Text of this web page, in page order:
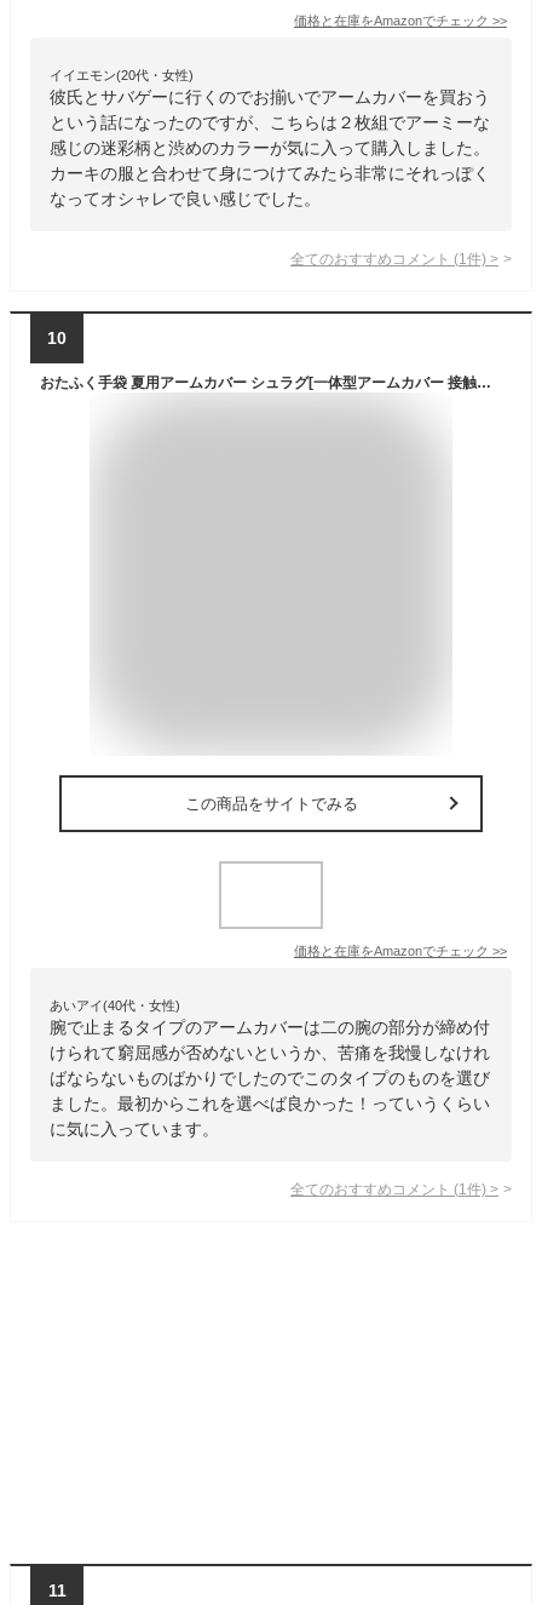
価格と在庫をAmazonでチェック >>
イイエモン(20代・女性)
彼氏とサバゲーに行くのでお揃いでアームカバーを買おう
という話になったのですが、こちらは２枚組でアーミーな
感じの迷彩柄と渋めのカラーが気に入って購入しました。
カーキの服と合わせて身につけてみたら非常にそれっぽく
なってオシャレで良い感じでした。
全てのおすすめコメント (1 件) >
10
おたふく手袋 夏用アームカバー シュラグ[一体型アームカバー 接触冷感 吸汗速乾 コンプレッション UVカット]JW-636 ブラック Sサイズ
この商品をサイトでみる
価格と在庫をAmazonでチェック >>
あいアイ(40代・女性)
腕で止まるタイプのアームカバーは二の腕の部分が締め付
けられて窮屈感が否めないというか、苦痛を我慢しなけれ
ばならないものばかりでしたのでこのタイプのものを選び
ました。最初からこれを選べば良かった！っていうくらい
に気に入っています。
全てのおすすめコメント (1 件) >
11